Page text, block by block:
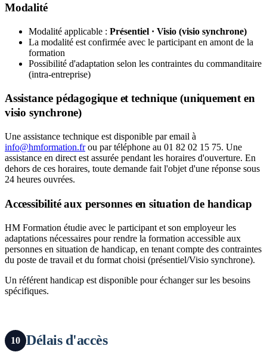
Modalité
Modalité applicable : Présentiel · Visio (visio synchrone)
La modalité est confirmée avec le participant en amont de la
formation
Possibilité d'adaptation selon les contraintes du commanditaire
(intra-entreprise)
Assistance pédagogique et technique (uniquement en
visio synchrone)
Une assistance technique est disponible par email à
info@hmformation.frou par téléphone au 01 82 02 15 75. Une
assistance en direct est assurée pendant les horaires d'ouverture. En
dehors de ces horaires, toute demande fait l'objet d'une réponse sous
24 heures ouvrées.
Accessibilité aux personnes en situation de handicap
HM Formation étudie avec le participant et son employeur les
adaptations nécessaires pour rendre la formation accessible aux
personnes en situation de handicap, en tenant compte des contraintes
du poste de travail et du format choisi (présentiel/Visio synchrone).
Un référent handicap est disponible pour échanger sur les besoins
spécifiques.
10 Délais d'accès